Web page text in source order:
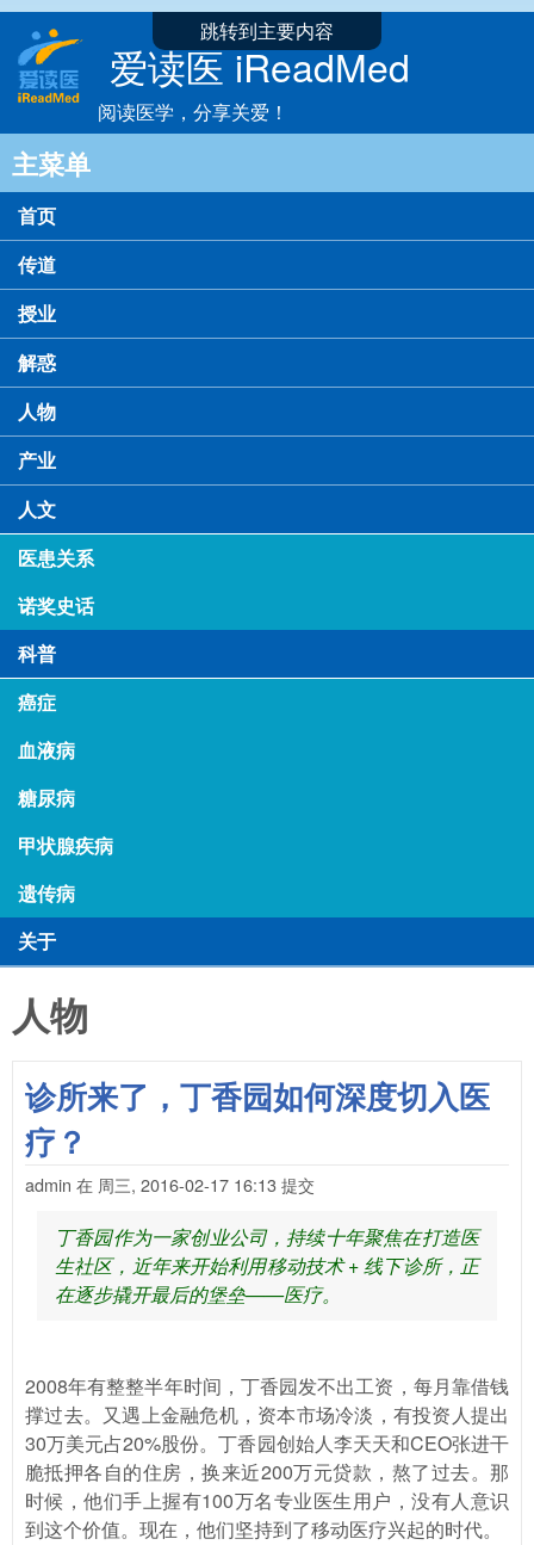
跳转到主要内容
爱读医 iReadMed
阅读医学，分享关爱！
主菜单
首页
传道
授业
解惑
人物
产业
人文
医患关系
诺奖史话
科普
癌症
血液病
糖尿病
甲状腺疾病
遗传病
关于
人物
诊所来了，丁香园如何深度切入医
疗？
admin 在 周三, 2016-02-17 16:13提交
丁香园作为一家创业公司，持续十年聚焦在打造医
生社区，近年来开始利用移动技术 + 线下诊所，正
在逐步撬开最后的堡垒——医疗。
2008年有整整半年时间，丁香园发不出工资，每月靠借钱
撑过去。又遇上金融危机，资本市场冷淡，有投资人提出
30万美元占20%股份。丁香园创始人李天天和CEO张进干
脆抵押各自的住房，换来近200万元贷款，熬了过去。那
时候，他们手上握有100万名专业医生用户，没有人意识
到这个价值。现在，他们坚持到了移动医疗兴起的时代。